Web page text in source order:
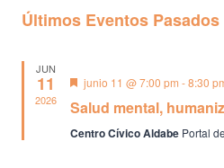
la
Últimos Eventos Pasados
JUN
11
2026
Destacado
junio 11 @ 7:00 pm -8:30
Salud mental,
Centro Cívico Aldabe Portal